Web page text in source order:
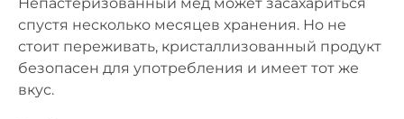
спустя несколько месяцев хранения. Но не
стоит переживать, кристаллизованный продукт
безопасен для употребления и имеет тот же
вкус.